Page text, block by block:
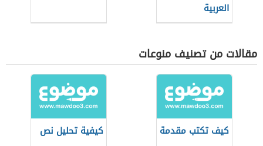
العربية
مقالات من تصنيف منوعات
كيف تكتب مقدمة
كيفية تحليل نص